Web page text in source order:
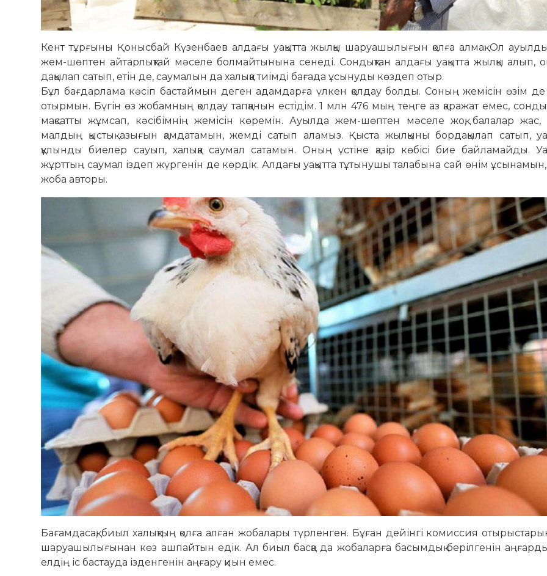
Кент тұрғыны Қонысбай Күзенбаев алдағы уақытта жылқы шаруашылығын қолға алмақ. Ол
жем-шөптен айтарлықтай мәселе болмайтынына се­неді. Сондықтан алдағы уақытта жылқы алып,
дақылап сатып, етін де, саумалын да халыққа тиімді бағада ұсынуды көздеп отыр.
Бұл бағдарлама кәсіп бастаймын деген адамдарға үлкен қолдау болды. Соның жемісін өзім де
отырмын. Бүгін өз жобамның қолдау тапқанын естідім. 1 млн 476 мың теңге аз қаражат емес,
мақсатты жұмсап, кәсібімнің жемісін көремін. Ауылда жем-шөптен мәселе жоқ, балалар жас,
малдың қыстық азығын қамдатамын, жемді сатып аламыз. Қыста жылқыны бордақылап сатып,
құлынды биелер сауып, халыққа саумал сатамын. Оның үстіне қазір көбісі бие байламайды.
жұрттың саумал іздеп жүргенін де көрдік. Алдағы уақытта тұтынушы талабына сай өнім
жоба авторы.
Бағамдасақ, биыл халықтың қолға алған жобалары түрленген. Бұған дейінгі комиссия
шаруашылығынан көз ашпайтын едік. Ал биыл басқа да жобаларға басымдық берілгенін
елдің іс бастауда ізденгенін аңғару қиын емес.